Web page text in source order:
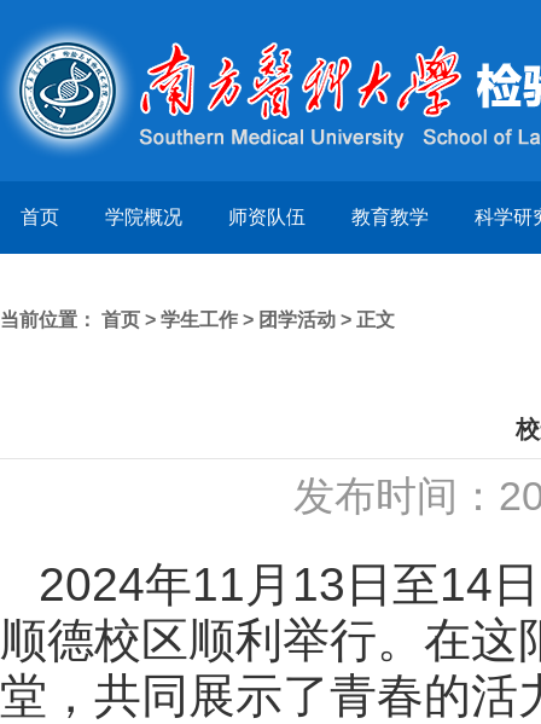
首页 学院概况 师资队伍 教育教学 科学研
当前位置： 首页 > 学生工作 > 团学活动 > 正文
发布时间：
2024年11月13日至14
顺德校区顺利举行。在
堂，共同展示了青春的活